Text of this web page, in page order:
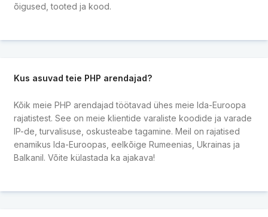
õigused, tooted ja kood.
Kus asuvad teie PHP arendajad?
Kõik meie PHP arendajad töötavad ühes meie Ida-Euroopa
rajatistest. See on meie klientide varaliste koodide ja varade
IP-de, turvalisuse, oskusteabe tagamine. Meil on rajatised
enamikus Ida-Euroopas, eelkõige Rumeenias, Ukrainas ja
Balkanil. Võite külastada ka ajakava!